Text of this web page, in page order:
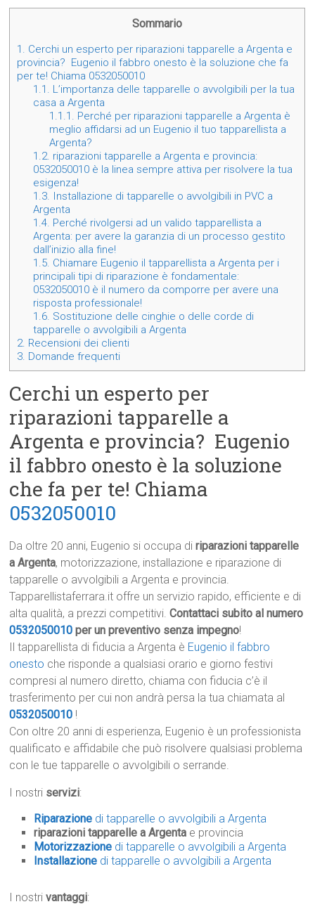
Sommario
1. Cerchi un esperto per riparazioni tapparelle a Argenta e
provincia? Eugenio il fabbro onesto è la soluzione che fa
per te! Chiama 0532050010
1.1. L’importanza delle tapparelle o avvolgibili per la tua
casa a Argenta
1.1.1. Perché per riparazioni tapparelle a Argenta è
meglio affidarsi ad un Eugenio il tuo tapparellista a
Argenta?
1.2. riparazioni tapparelle a Argenta e provincia:
0532050010 è la linea sempre attiva per risolvere la tua
esigenza!
1.3. Installazione di tapparelle o avvolgibili in PVC a
Argenta
1.4. Perché rivolgersi ad un valido tapparellista a
Argenta: per avere la garanzia di un processo gestito
dall’inizio alla fine!
1.5. Chiamare Eugenio il tapparellista a Argenta per i
principali tipi di riparazione è fondamentale:
0532050010 è il numero da comporre per avere una
risposta professionale!
1.6. Sostituzione delle cinghie o delle corde di
tapparelle o avvolgibili a Argenta
2. Recensioni dei clienti
3. Domande frequenti
Cerchi un esperto per
riparazioni tapparelle a
Argenta e provincia? Eugenio
il fabbro onesto è la soluzione
che fa per te! Chiama
0532050010
Da oltre 20 anni, Eugenio si occupa diriparazioni tapparelle
a Argenta, motorizzazione, installazione e riparazione di
tapparelle o avvolgibili a Argenta e provincia.
Tapparellistaferrara.it offre un servizio rapido, efficiente e di
alta qualità, a prezzi competitivi.Contattaci subito al numero
0532050010 per un preventivo senza impegno!
Il tapparellista di fiducia a Argenta è Eugenio il fabbro
onesto che risponde a qualsiasi orario e giorno festivi
compresi al numero diretto, chiama con fiducia c’è il
trasferimento per cui non andrà persa la tua chiamata al
0532050010 !
Con oltre 20 anni di esperienza, Eugenio è un professionista
qualificato e affidabile che può risolvere qualsiasi problema
con le tue tapparelle o avvolgibili o serrande.
I nostri servizi:
Riparazione di tapparelle o avvolgibili a Argenta
riparazioni tapparelle a Argenta e provincia
Motorizzazione di tapparelle o avvolgibili a Argenta
Installazione di tapparelle o avvolgibili a Argenta
I nostrivantaggi: